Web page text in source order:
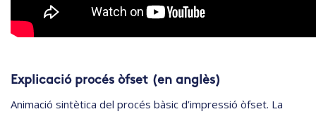
Explicació procés òfset (en anglès)
Animació sintètica del procés bàsic d’impressió òfset. La